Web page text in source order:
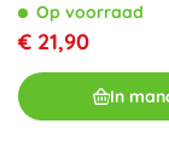
Op voorraad
€ 21,90
In